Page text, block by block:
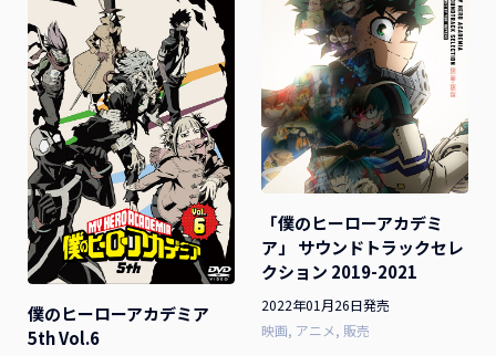
僕のヒーローアカデミア
5th Vol.6
「僕のヒーローアカデミ
ア」 サウンドトラックセレ
クション 2019-2021
2022年01月26日発売
映画 アニメ 販売